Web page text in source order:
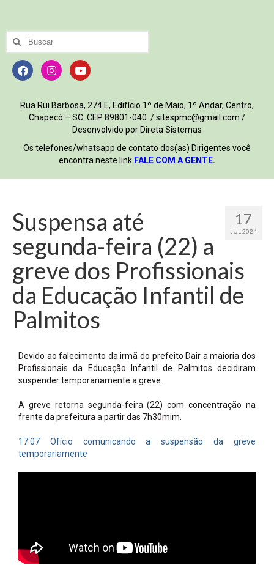
Rua Rui Barbosa, 274 E, Edifício 1º de Maio, 1º Andar, Centro,
Chapecó – SC. CEP 89801-040 / sitespmc@gmail.com /
Desenvolvido por Direta Sistemas
Os telefones/whatsapp de contato dos(as) Dirigentes você
encontra neste link FALE COM A GENTE.
17
JUL 2024
Suspensa até
segunda-feira (22) a
greve dos Profissionais
da Educação Infantil de
Palmitos
Devido ao falecimento da irmã do prefeito Dair a maioria dos
Profissionais da Educação Infantil de Palmitos decidiram
suspender temporariamente a greve.
A greve retorna segunda-feira (22) com concentração na
frente da prefeitura a partir das 7h30mim.
17.07 Ofício comunicando a suspensão da greve
temporariamente